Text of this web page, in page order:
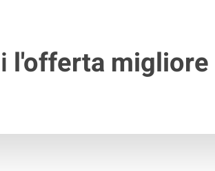
l'offerta migliore